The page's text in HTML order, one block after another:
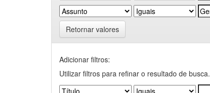
Retornar valores
Adicionar filtros:
Utilizar filtros para refinar o resultado de busca.